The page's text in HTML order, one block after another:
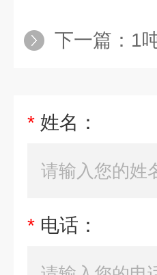
下一篇： 1
* 姓名：
* 电话：